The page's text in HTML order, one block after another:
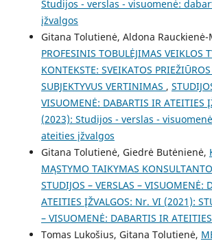
Studijos - verslas - visuomenė:
įžvalgos
Gitana Tolutienė, Aldona Rauckienė-
PROFESINIS TOBULĖJIMAS VEIKLOS
KONTEKSTE: SVEIKATOS
SUBJEKTYVUS VERTINIMAS ,
VISUOMENĖ: DABARTIS IR ATEITIES
(2023): Studijos - verslas -
ateities įžvalgos
Gitana Tolutienė, Giedrė Butėnienė,
MĄSTYMO TAIKYMAS
STUDIJOS – VERSLAS – VISUOMENĖ:
ATEITIES ĮŽVALGOS: Nr. VI (2021):
– VISUOMENĖ: DABARTIS IR
Tomas Lukošius, Gitana Tolutienė,